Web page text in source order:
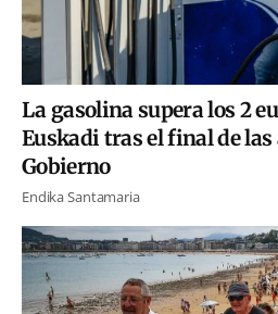
La gasolina supera los 2
Euskadi tras el final de las
Gobierno
Endika Santamaria